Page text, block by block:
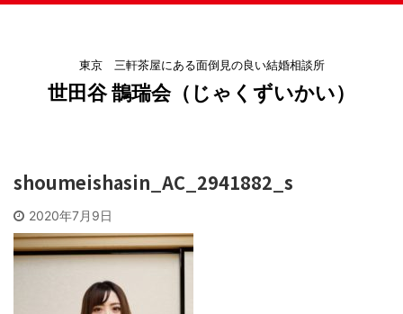
東京 三軒茶屋にある面倒見の良い結婚相談所
世田谷 鵲瑞会（じゃくずいかい）
shoumeishasin_AC_2941882_s
2020年7月9日